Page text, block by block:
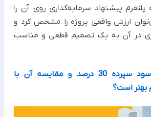
پیشنهاد سرمایه‌گذاری روی آن را
ارزش واقعی پروژه را مشخص کرد و
در آن به یک تصمیم قطعی و مناسب
سود سپرده 30 درصد و مقایسه آن با
بهتر است؟